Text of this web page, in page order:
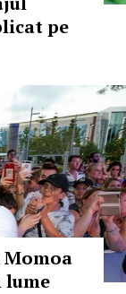
pe
Momoa
lume